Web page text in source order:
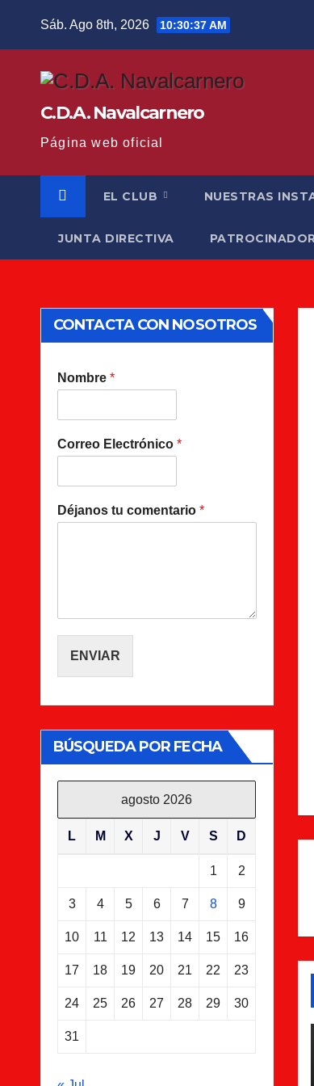
Sáb. Ago 8th, 2026 10:30:38 AM
C.D.A. Navalcarnero
Página web oficial
EL CLUB NUESTRAS
JUNTA DIRECTIVA
CONTACTA CON NOSOTROS
Nombre *
Correo Electrónico *
Déjanos tu comentario *
ENVIAR
BÚSQUEDA POR FECHA
agosto 2026
L M X J V S D
1 2
3 4 5 6 7 8 9
10 11 12 13 14 15 16
17 18 19 20 21 22 23
24 25 26 27 28 29 30
31